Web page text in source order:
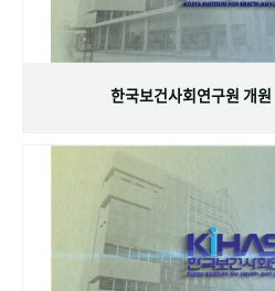
주년 기념
성과 50선 숫자로 보는 50년
VR 역사관
한국보건사회연구원 개